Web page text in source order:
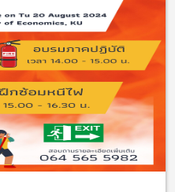
kasets.art/408ZAM
kasets.art/Bmw1M6
kasets.art/yd9soo
ที่กองพัฒนานิสิต 02-118-0167
: kusdgs…